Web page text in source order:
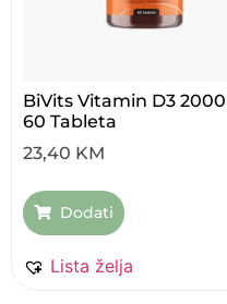
BiVits Vitamin D3 2000
60 Tableta
23,40 KM
Dodati
Lista želja